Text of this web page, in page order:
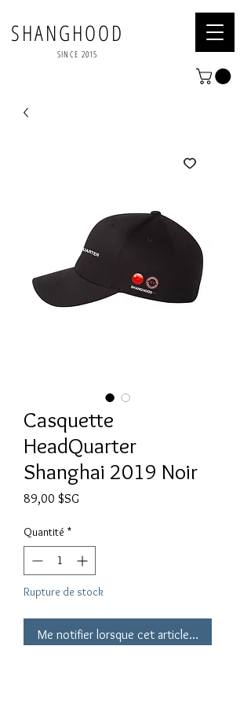
SHANGHOOD
SINCE 2015
Casquette
HeadQuarter
Shanghai 2019 Noir
89,00 $SG
Quantité *
Rupture de stock
Me notifier lorsque cet article est